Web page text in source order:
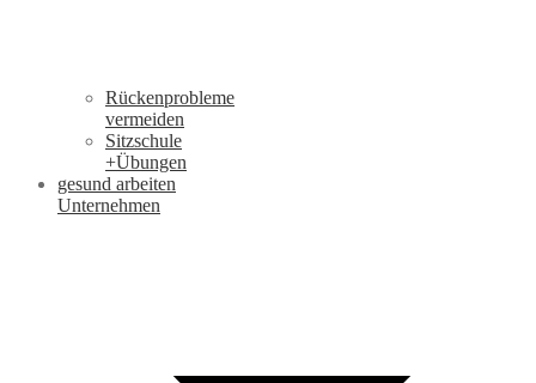
Rückenprobleme
vermeiden
Sitzschule
+Übungen
gesund arbeiten
Unternehmen